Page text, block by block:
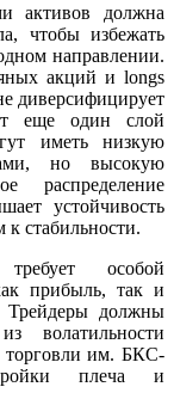
активов должна
чтобы избежать
направлении.
акций и longs
диверсифицирует
еще один слой
иметь низкую
но высокую
распределение
устойчивость
к стабильности.
особой
прибыль, так и
Трейдеры должны
волатильности
торговли им. БКС-
плеча и